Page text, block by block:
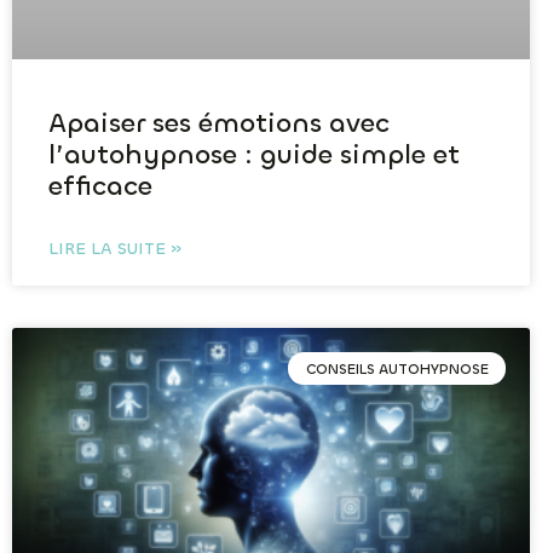
Apaiser ses émotions avec
l’autohypnose : guide simple et
efficace
LIRE LA SUITE »
CONSEILS AUTOHYPNOSE